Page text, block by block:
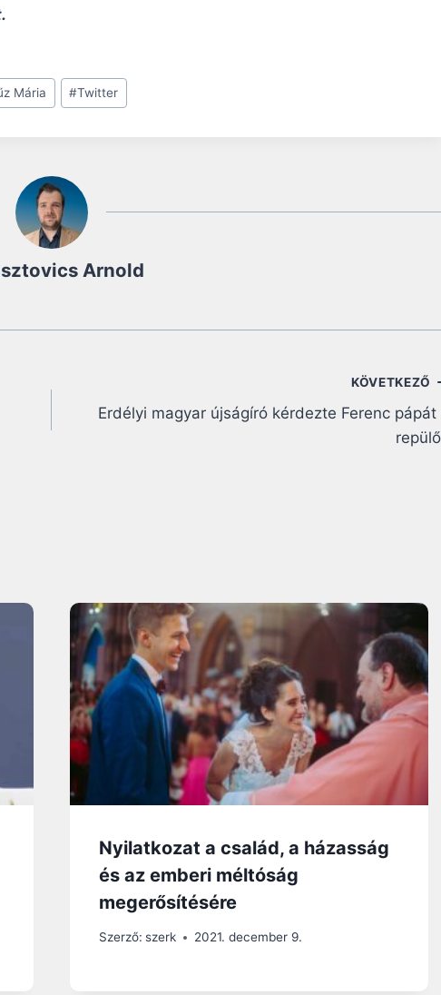
Mária #Twitter
Arnold
KÖVETKEZŐ
Erdélyi magyar újságíró kérdezte Ferenc pápát
Nyilatkozat a család, a házasság
és az emberi méltóság
megerősítésére
Szerző: szerk 2021. december 9.